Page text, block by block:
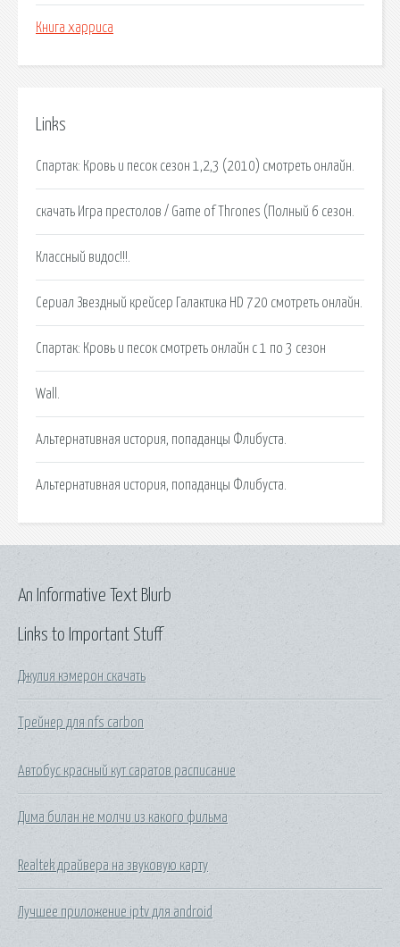
Книга харриса
Links
Спартак: Кровь и песок сезон 1,2,3 (2010) смотреть онлайн.
скачать Игра престолов / Game of Thrones (Полный 6 сезон.
Классный видос!!!.
Сериал Звездный крейсер Галактика HD 720 смотреть онлайн.
Спартак: Кровь и песок смотреть онлайн с 1 по 3 сезон
Wall.
Альтернативная история, попаданцы Флибуста.
Альтернативная история, попаданцы Флибуста.
Links to Important Stuff
Джулия кэмерон скачать
Трейнер для nfs carbon
Автобус красный кут саратов расписание
Дима билан не молчи из какого фильма
Realtek драйвера на звуковую карту
Лучшее приложение iptv для android
An Informative Text Blurb